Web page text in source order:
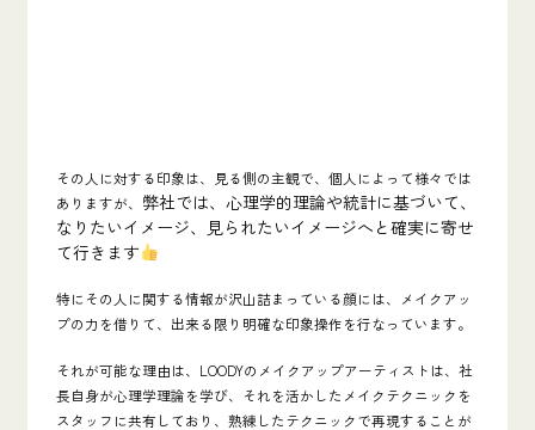
その人に対する印象は、見る側の主観で、個人によって様々では
ありますが、 弊社では、心理学的理論や統計に基づいて、
なりたいイメージ、見られたいイメージへと確実に寄せ
て行きます
特にその人に関する情報が沢山詰まっている顔には、 メイクアッ
プの力 を借りて、出来る限り明確な印象操作を行なっています。
それが可能な理由は、LOODYのメイクアップアーティストは、社
長自身が心理学理論を学び、それを活かしたメイクテクニックを
スタッフに共有しており、熟練したテクニックで再現することが